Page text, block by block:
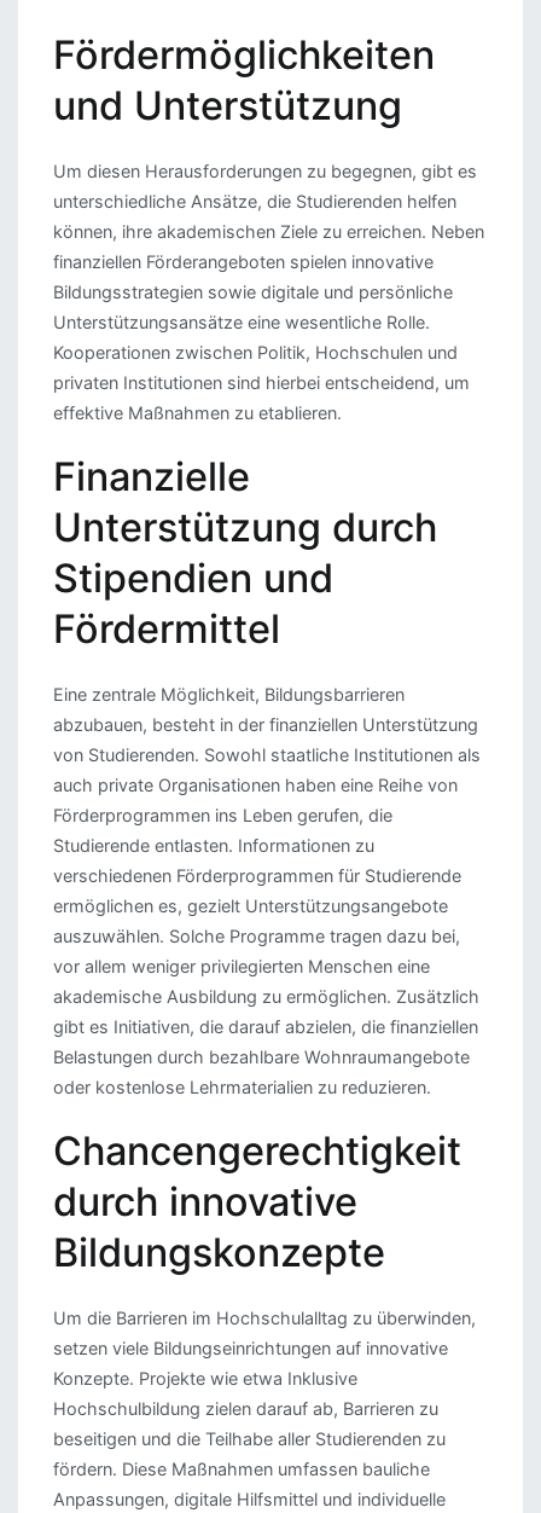
Fördermöglichkeiten
und Unterstützung
Um diesen Herausforderungen zu begegnen, gibt es
unterschiedliche Ansätze, die Studierenden helfen
können, ihre akademischen Ziele zu erreichen. Neben
finanziellen Förderangeboten spielen innovative
Bildungsstrategien sowie digitale und persönliche
Unterstützungsansätze eine wesentliche Rolle.
Kooperationen zwischen Politik, Hochschulen und
privaten Institutionen sind hierbei entscheidend, um
effektive Maßnahmen zu etablieren.
Finanzielle
Unterstützung durch
Stipendien und
Fördermittel
Eine zentrale Möglichkeit, Bildungsbarrieren
abzubauen, besteht in der finanziellen Unterstützung
von Studierenden. Sowohl staatliche Institutionen als
auch private Organisationen haben eine Reihe von
Förderprogrammen ins Leben gerufen, die
Studierende entlasten. Informationen zu
verschiedenen Förderprogrammen für Studierende
ermöglichen es, gezielt Unterstützungsangebote
auszuwählen. Solche Programme tragen dazu bei,
vor allem weniger privilegierten Menschen eine
akademische Ausbildung zu ermöglichen. Zusätzlich
gibt es Initiativen, die darauf abzielen, die finanziellen
Belastungen durch bezahlbare Wohnraumangebote
oder kostenlose Lehrmaterialien zu reduzieren.
Chancengerechtigkeit
durch innovative
Bildungskonzepte
Um die Barrieren im Hochschulalltag zu überwinden,
setzen viele Bildungseinrichtungen auf innovative
Konzepte. Projekte wie etwa Inklusive
Hochschulbildung zielen darauf ab, Barrieren zu
beseitigen und die Teilhabe aller Studierenden zu
fördern. Diese Maßnahmen umfassen bauliche
Anpassungen, digitale Hilfsmittel und individuelle